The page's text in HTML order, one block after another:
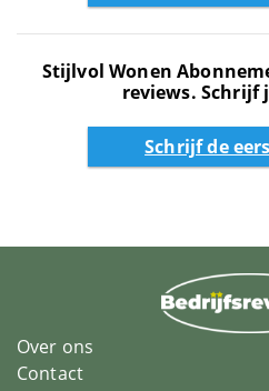
Energie
Entertainment
Finance
Stijlvol Wonen
reviews. Schrijf
Schrijf de
Over ons
Contact